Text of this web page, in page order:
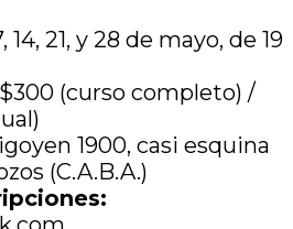
14, 21, y 28 de mayo, de 19
$300 (curso completo) /
1900, casi esquina
(C.A.B.A.)